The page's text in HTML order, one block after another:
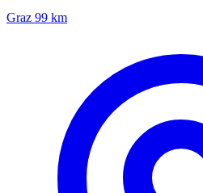
Graz 99 km